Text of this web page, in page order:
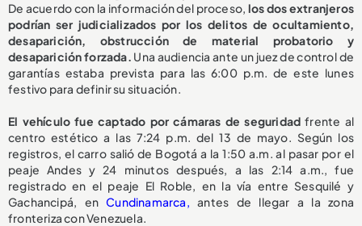
De acuerdo con la información del proceso, los dos extranjeros
podrían ser judicializados por los delitos de ocultamiento,
desaparición, obstrucción de material probatorio y
desaparición forzada. Una audiencia ante un juez de control de
garantías estaba prevista para las 6:00 p.m. de este lunes
festivo para definir su situación.
El vehículo fue captado por cámaras de seguridad frente al
centro estético a las 7:24 p.m. del 13 de mayo. Según los
registros, el carro salió de Bogotá a la 1:50 a.m. al pasar por el
peaje Andes y 24 minutos después, a las 2:14 a.m., fue
registrado en el peaje El Roble, en la vía entre Sesquilé y
Gachancipá, enCundinamarca,antes de llegar a la zona
fronteriza con Venezuela.